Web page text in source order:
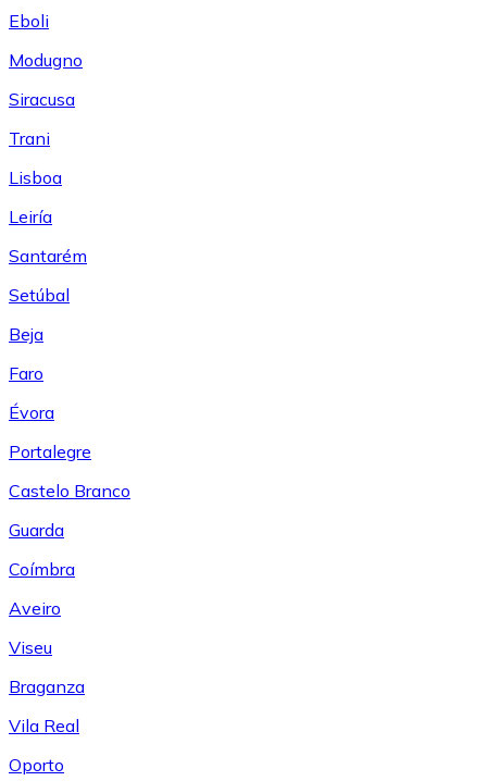
Eboli
Modugno
Siracusa
Trani
Lisboa
Leiría
Santarém
Setúbal
Beja
Faro
Évora
Portalegre
Castelo Branco
Guarda
Coímbra
Aveiro
Viseu
Braganza
Vila Real
Oporto